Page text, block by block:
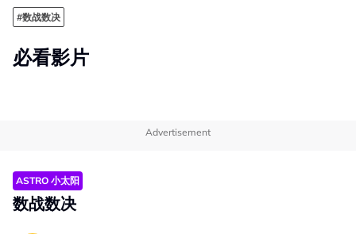
#数战数决
必看影片
Advertisement
ASTRO 小太阳
数战数决